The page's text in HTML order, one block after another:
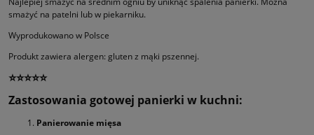
smażyć na patelni lub w piekarniku.
Wyprodukowano w Polsce
Produkt zawiera alergen: gluten z mąki pszennej.
⭐⭐⭐⭐⭐
Zastosowania gotowej panierki w kuchni:
Panierowanie mięsa